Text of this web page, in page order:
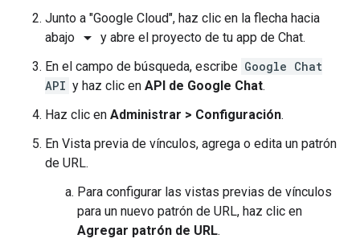
Junto a "Google Cloud", haz clic en la flecha hacia
abajo arrow_drop_down y abre el proyecto de tu app de Chat.
En el campo de búsqueda, escribe Google Chat
API y haz clic en API de Google Chat.
Haz clic en Administrar > Configuración.
En Vista previa de vínculos, agrega o edita un patrón
de URL.
Para configurar las vistas previas de vínculos
para un nuevo patrón de URL, haz clic en
Agregar patrón de URL.